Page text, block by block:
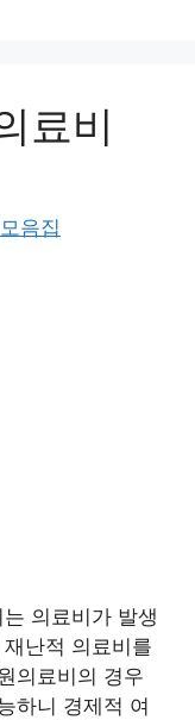
료비
음집
의료비가 발생
난적 의료비를
의료비의 경우
하니 경제적 여